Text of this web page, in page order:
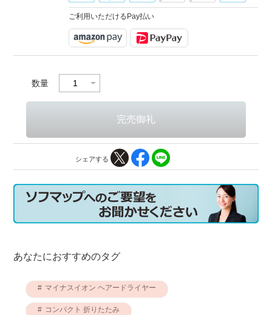
ご利用いただけるPay払い
数量
シェアする
あなたにおすすめのタグ
マイナスイオン ヘアードライヤー
コンパクト 折りたたみ